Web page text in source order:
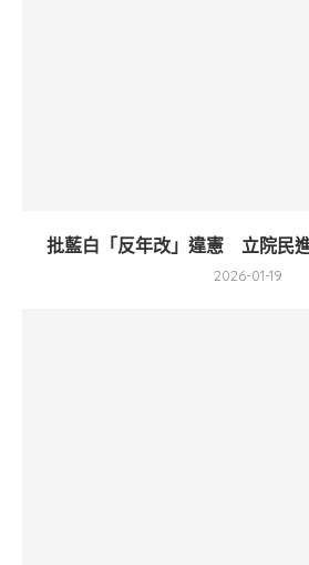
批藍白「反年改」違憲 立院民
2026-01-19